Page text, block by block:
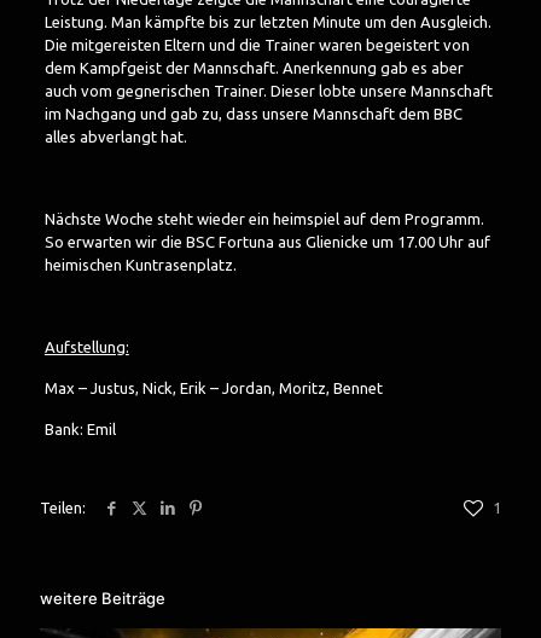
Leistung. Man kämpfte bis zur letzten Minute um den Ausgleich.
Die mitgereisten Eltern und die Trainer waren begeistert von
dem Kampfgeist der Mannschaft. Anerkennung gab es aber
auch vom gegnerischen Trainer. Dieser lobte unsere Mannschaft
im Nachgang und gab zu, dass unsere Mannschaft dem BBC
alles abverlangt hat.
Nächste Woche steht wieder ein heimspiel auf dem Programm.
So erwarten wir die BSC Fortuna aus Glienicke um 17.00 Uhr auf
heimischen Kuntrasenplatz.
Aufstellung:
Max – Justus, Nick, Erik – Jordan, Moritz, Bennet
Bank: Emil
Teilen: 1
weitere Beiträge